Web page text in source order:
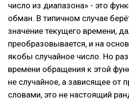
число из диапазона» - это
обман. В типичном случае
значение текущего времени,
преобразовывается, и на
якобы случайное число. Но
времени обращения к этой
не случайное, а зависящее от
словами, это не настоящий